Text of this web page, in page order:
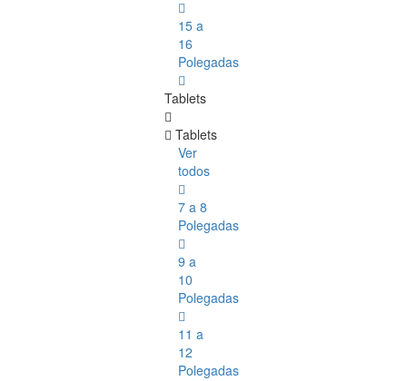
15 a
16
Polegadas
Tablets
Tablets
Ver
todos
7 a 8
Polegadas
9 a
10
Polegadas
11 a
12
Polegadas